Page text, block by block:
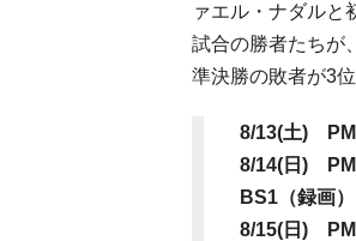
ァエル・ナダルと
試合の勝者たちが
準決勝の敗者が3
8/13(土)
8/14(日)
BS1（録画）
8/15(日)